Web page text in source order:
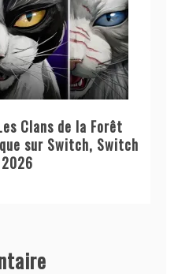
Clans de la Forêt
sur Switch, Switch